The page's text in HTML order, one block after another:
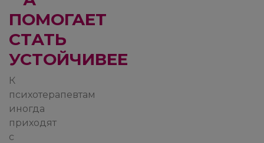
ПОМОГАЕТ
СТАТЬ
УСТОЙЧИВЕЕ
К
психотерапевтам
иногда
приходят
с